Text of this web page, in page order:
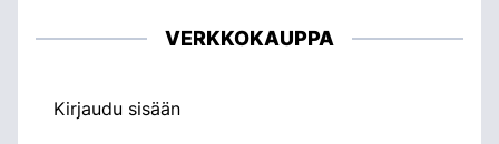
VERKKOKAUPPA
Kirjaudu sisään